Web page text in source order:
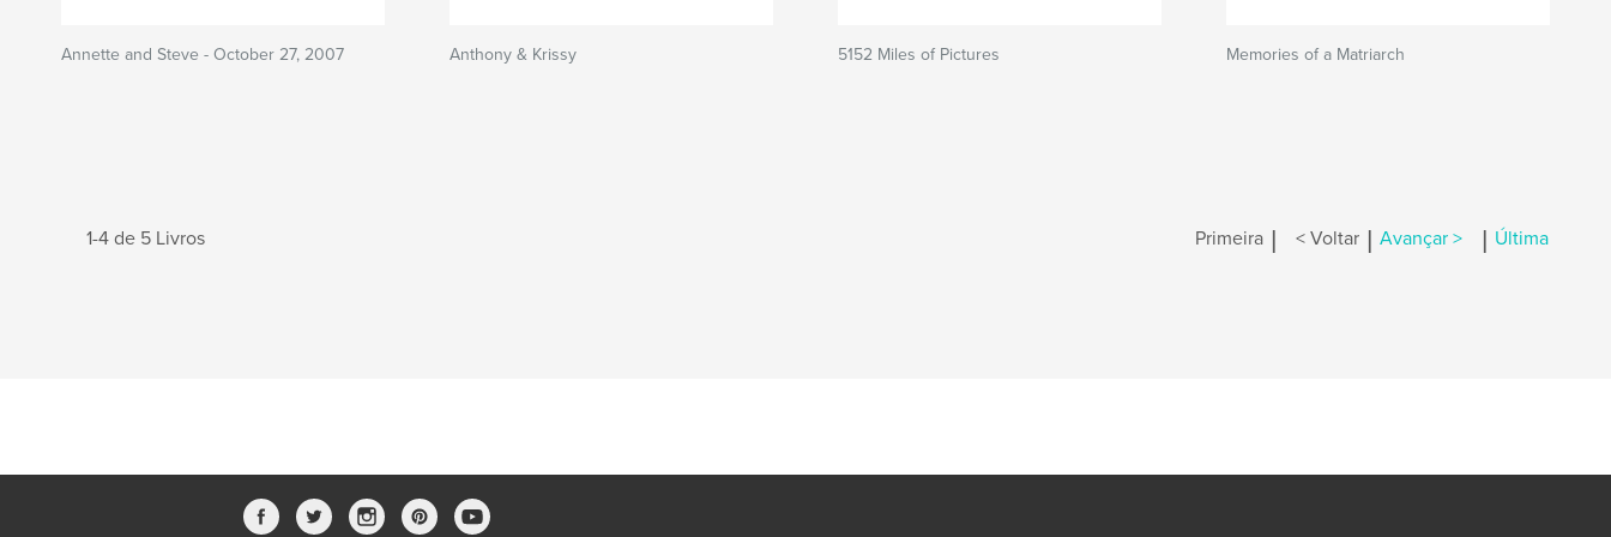
Annette and Steve - October 27, 2007 Anthony & Krissy 5152 Miles of Pictures Memories of a Matriarch
1-4 de 5 Livros Primeira | < Voltar | Avançar > | Última